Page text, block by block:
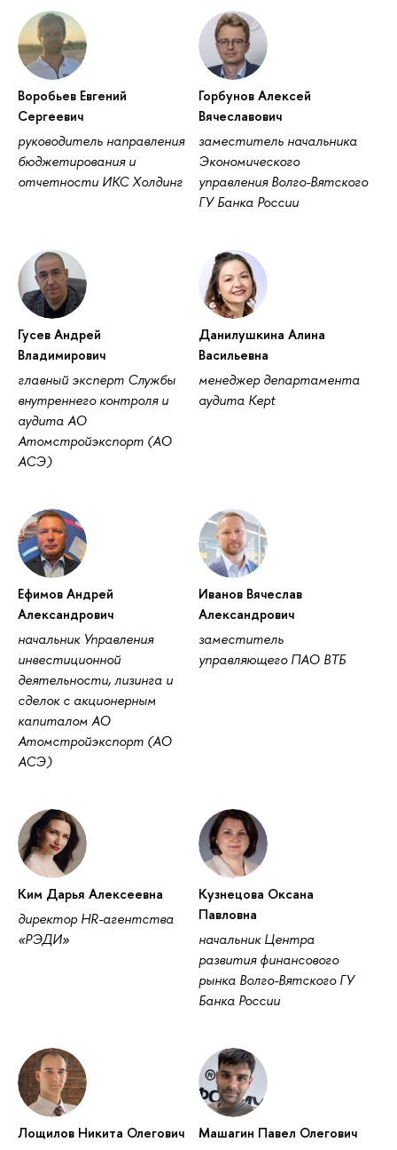
оробьев Евгений
Сергеевич
руководитель направления
юджетирования и
отчетности ИКС Холдин
Горбунов Алексей
ячеславович
заместитель начальника
Экономического
управления Волго-Вятского
ГУ Банка России
Гусев Андрей
ладимирович
лавный эксперт Службы
нутреннего контроля и
аудита АО
Атомстройэкспорт (АО
АСЭ)
Данилушкина Алина
асильевна
менеджер департамента
аудита Kept
Ефимов Андрей
Александрович
начальник Управления
инвестиционной
деятельности, лизинга и
сделок с акционерным
капиталом АО
Атомстройэкспорт (АО
АСЭ)
Иванов Вячесла
Александрович
заместитель
управляющего ПАО ВТБ
Ким Дарья Алексеевна
директор HR-агентства
«РЭДИ»
Кузнецова Оксана
Павловна
начальник Центра
развития финансового
рынка Волго-Вятского ГУ
Банка России
Лощилов Никита Олегович
Машагин Павел Олегович